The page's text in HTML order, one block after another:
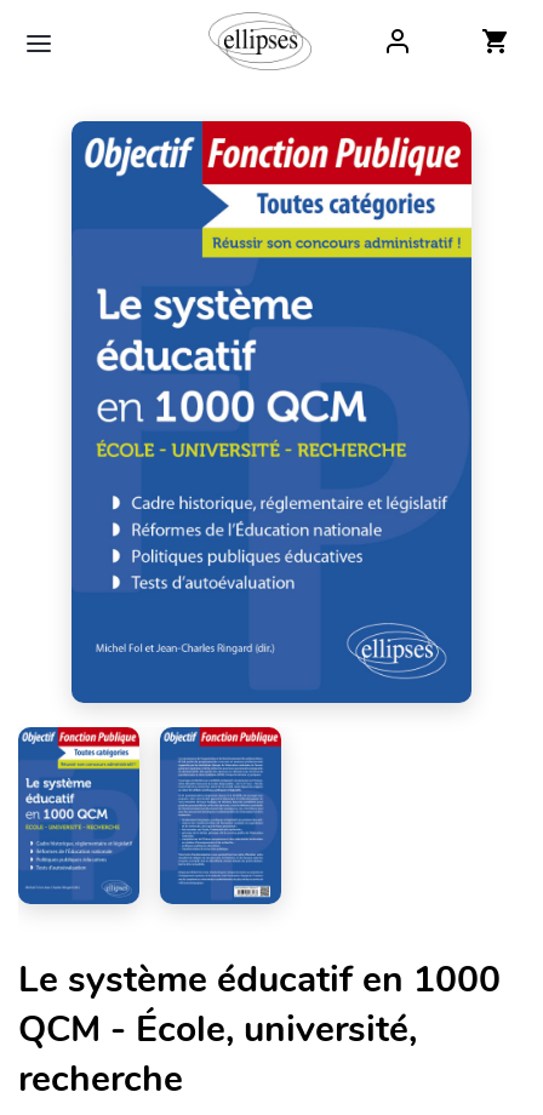
Le système éducatif en 1000
QCM - École, université,
recherche